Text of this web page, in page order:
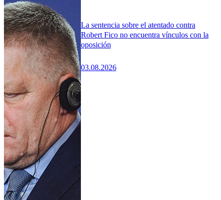
La sentencia sobre el atentado contra
Robert Fico no encuentra vínculos con la
oposición
03.08.2026